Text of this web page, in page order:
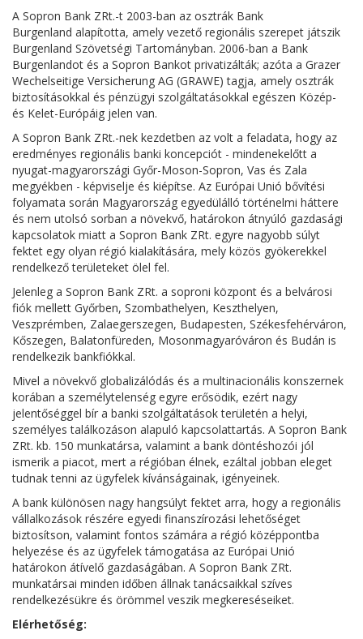
A Sopron Bank ZRt.-t 2003-ban az osztrák Bank
Burgenland alapította, amely vezető regionális szerepet játszik
Burgenland Szövetségi Tartományban. 2006-ban a Bank
Burgenlandot és a Sopron Bankot privatizálták; azóta a Grazer
Wechelseitige Versicherung AG (GRAWE) tagja, amely osztrák
biztosításokkal és pénzügyi szolgáltatásokkal egészen Közép-
és Kelet-Európáig jelen van.
A Sopron Bank ZRt.-nek kezdetben az volt a feladata, hogy az
eredményes regionális banki koncepciót - mindenekelőtt a
nyugat-magyarországi Győr-Moson-Sopron, Vas és Zala
megyékben - képviselje és kiépítse. Az Európai Unió bővítési
folyamata során Magyarország egyedülálló történelmi háttere
és nem utolsó sorban a növekvő, határokon átnyúló gazdasági
kapcsolatok miatt a Sopron Bank ZRt. egyre nagyobb súlyt
fektet egy olyan régió kialakítására, mely közös gyökerekkel
rendelkező területeket ölel fel.
Jelenleg a Sopron Bank ZRt. a soproni központ és a belvárosi
fiók mellett Győrben, Szombathelyen, Keszthelyen,
Veszprémben, Zalaegerszegen, Budapesten, Székesfehérváron,
Kőszegen, Balatonfüreden, Mosonmagyaróváron és Budán is
rendelkezik bankfiókkal.
Mivel a növekvő globalizálódás és a multinacionális konszernek
korában a személytelenség egyre erősödik, ezért nagy
jelentőséggel bír a banki szolgáltatások területén a helyi,
személyes találkozáson alapuló kapcsolattartás. A Sopron Bank
ZRt. kb. 150 munkatársa, valamint a bank döntéshozói jól
ismerik a piacot, mert a régióban élnek, ezáltal jobban eleget
tudnak tenni az ügyfelek kívánságainak, igényeinek.
A bank különösen nagy hangsúlyt fektet arra, hogy a regionális
vállalkozások részére egyedi finanszírozási lehetőséget
biztosítson, valamint fontos számára a régió középpontba
helyezése és az ügyfelek támogatása az Európai Unió
határokon átívelő gazdaságában. A Sopron Bank ZRt.
munkatársai minden időben állnak tanácsaikkal szíves
rendelkezésükre és örömmel veszik megkereséseiket.
Elérhetőség: